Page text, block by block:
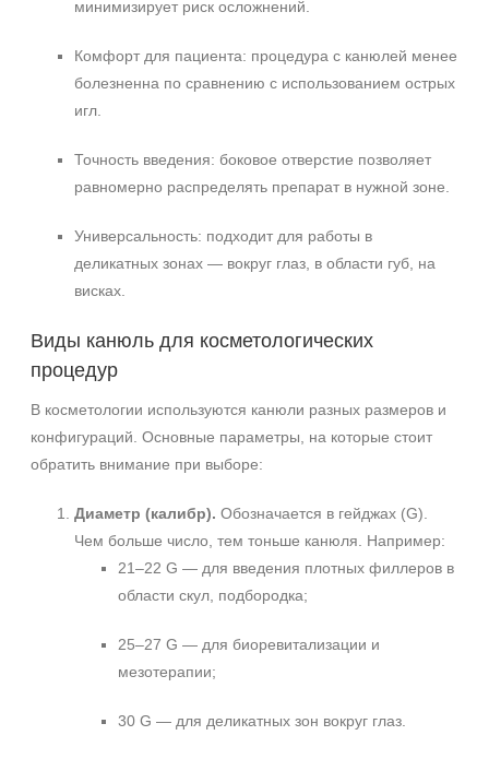
минимизирует риск осложнений.
Комфорт для пациента: процедура с канюлей менее
болезненна по сравнению с использованием острых
игл.
Точность введения: боковое отверстие позволяет
равномерно распределять препарат в нужной зоне.
Универсальность: подходит для работы в
деликатных зонах — вокруг глаз, в области губ, на
висках.
Виды канюль для косметологических
процедур
В косметологии используются канюли разных размеров и
конфигураций. Основные параметры, на которые стоит
обратить внимание при выборе:
Диаметр (калибр). Обозначается в гейджах (G).
Чем больше число, тем тоньше канюля. Например:
21–22 G — для введения плотных филлеров в
области скул, подбородка;
25–27 G — для биоревитализации и
мезотерапии;
30 G — для деликатных зон вокруг глаз.
+7 (929) 933-09-89